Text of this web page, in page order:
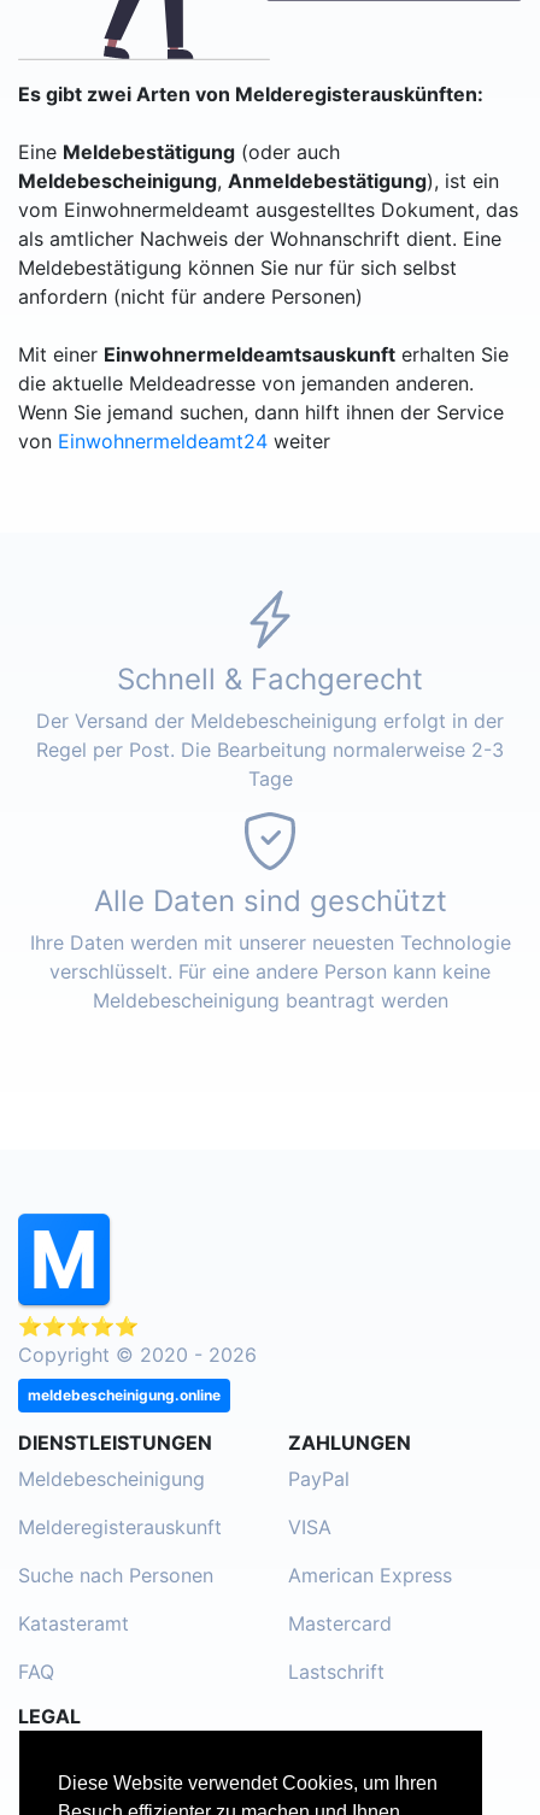
Diese Website verwendet Cookies, um Ihren
Es gibt zwei Arten von Melderegisterauskünften:
Eine Meldebestätigung (oder auch
Meldebescheinigung, Anmeldebestätigung), ist ein
vom Einwohnermeldeamt ausgestelltes Dokument, das
als amtlicher Nachweis der Wohnanschrift dient. Eine
Meldebestätigung können Sie nur für sich selbst
anfordern (nicht für andere Personen)
Mit einer Einwohnermeldeamtsauskunft erhalten Sie
die aktuelle Meldeadresse von jemanden anderen.
Wenn Sie jemand suchen, dann hilft ihnen der Service
von Einwohnermeldeamt24 weiter
Schnell & Fachgerecht
Der Versand der Meldebescheinigung erfolgt in der
Regel per Post. Die Bearbeitung normalerweise 2-3
Tage
Alle Daten sind geschützt
Ihre Daten werden mit unserer neuesten Technologie
verschlüsselt. Für eine andere Person kann keine
Meldebescheinigung beantragt werden
⭐⭐⭐⭐⭐
Copyright © 2020 - 2026
meldebescheinigung.online
DIENSTLEISTUNGEN
Meldebescheinigung
Melderegisterauskunft
Suche nach Personen
Katasteramt
FAQ
ZAHLUNGEN
PayPal
VISA
American Express
Mastercard
Lastschrift
LEGAL
Kontakt